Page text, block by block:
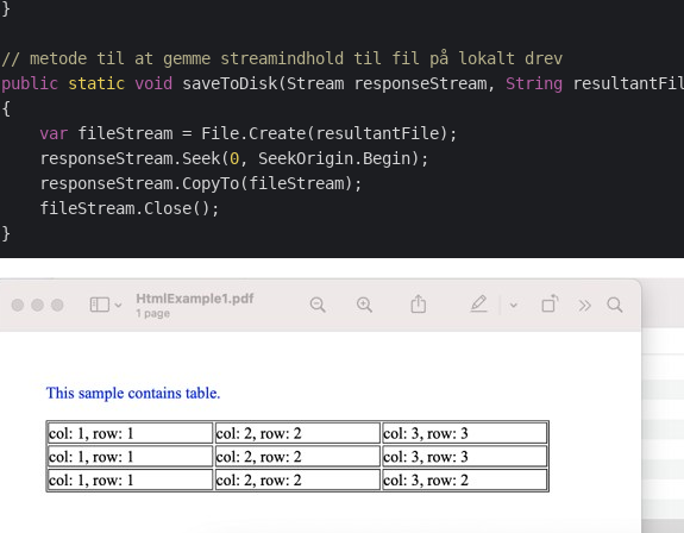
}
// metode til at gemme streamindhold til fil på lokalt drev
public static void saveToDisk(Stream responseStream, String
{
var fileStream = File.Create(resultantFile);
    responseStream.Seek(
0, SeekOrigin.Begin);
    responseStream.CopyTo(fileStream);
    fileStream.Close();